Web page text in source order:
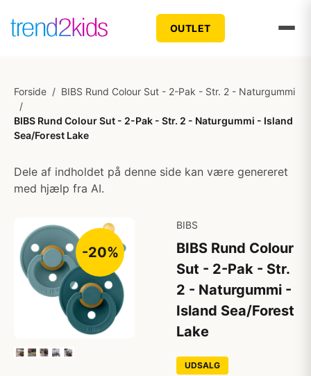
OUTLET
Forside / BIBS Rund Colour Sut - 2-Pak - Str. 2 - Naturgummi
/
BIBS Rund Colour Sut - 2-Pak - Str. 2 - Naturgummi - Island
Sea/Forest Lake
Dele af indholdet på denne side kan være genereret
med hjælp fra AI.
-20%
BIBS
BIBS Rund Colour
Sut - 2-Pak - Str.
2 - Naturgummi -
Island Sea/Forest
Lake
UDSALG